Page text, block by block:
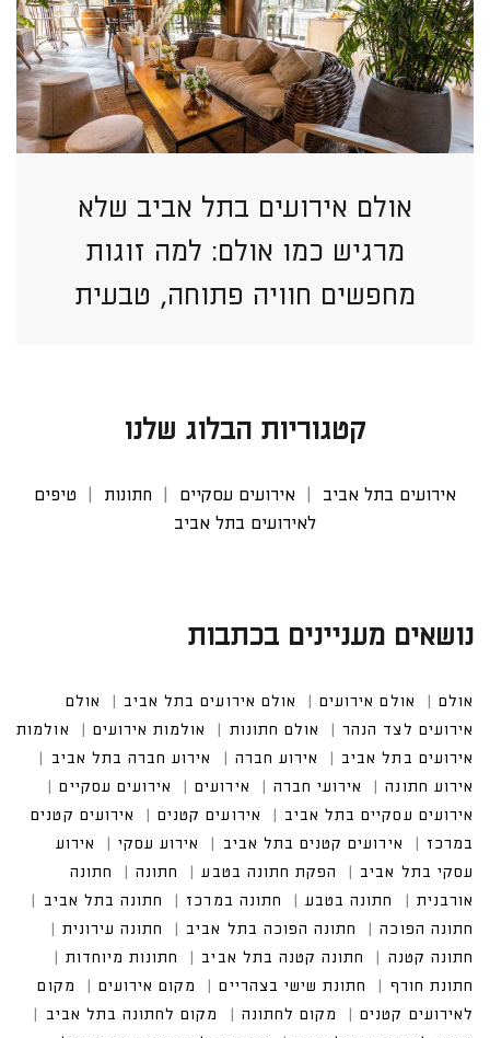
אולם אירועים בתל אביב שלא
מרגיש כמו אולם: למה זוגות
מחפשים חוויה פתוחה, טבעית
קטגוריות הבלוג שלנו
אירועים בתל אביב אירועים עסקיים חתונות
טיפים
לאירועים בתל אביב
נושאים מעניינים בכתבות
אולם אולם אירועים אולם אירועים בתל אביב
אולם אי
רועים לצד הנהר
אולם חתונות אולמות אירועים
אולמות אירוע
ים בתל אביב
אירוע חברה
אירוע חברה בתל אביב
אירוע חתונה
אירועי חברה
אירועים עסקיים
אירועים עסקיים בתל אביב
אירועים קטנים במרכז
אירועים קטנים בתל אביב
אירוע עסקי בתל אביב